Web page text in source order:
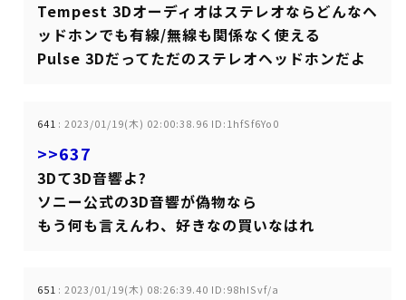
Tempest 3Dオーディオはステレオならどんなヘ
ッドホンでも有線/無線も関係なく使える
Pulse 3Dだってただのステレオヘッドホンだよ
641 : 2023/01/19(木) 02:00:38.96 ID:1hfSf6Yo0
>>637
3Dて3D音響よ?
ソニー公式の3D音響が偽物なら
もう何も言えんわ、好きなの買いなはれ
651 : 2023/01/19(木) 08:26:39.40 ID:98hISvf/a